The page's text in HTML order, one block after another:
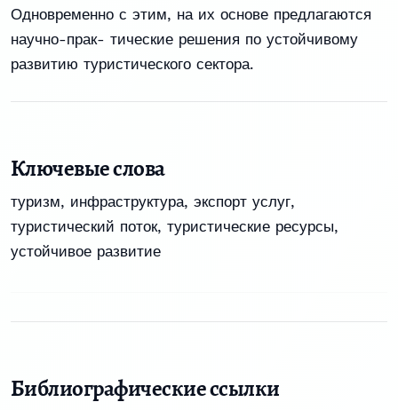
Одновременно с этим, на их основе предлагаются
научно-прак- тические решения по устойчивому
развитию туристического сектора.
Ключевые слова
туризм, инфраструктура, экспорт услуг,
туристический поток, туристические ресурсы,
устойчивое развитие
Библиографические ссылки